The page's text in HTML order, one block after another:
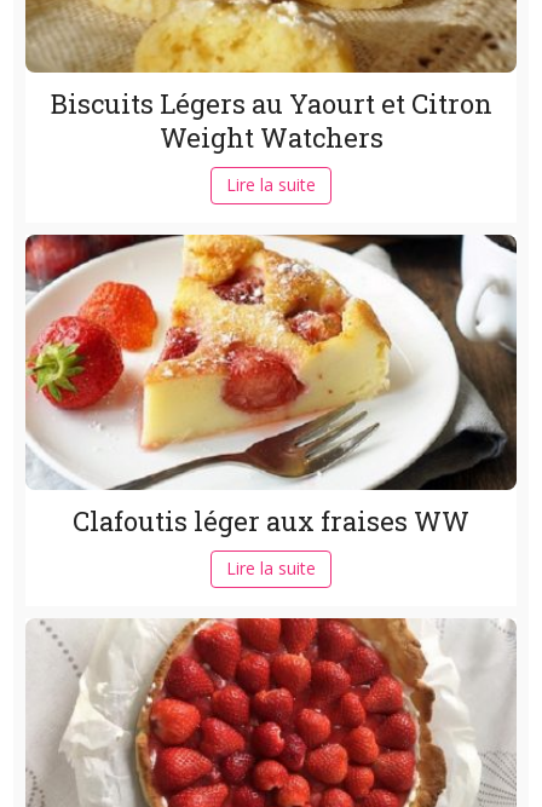
Biscuits Légers au Yaourt et Citron
Weight Watchers
Lire la suite
Clafoutis léger aux fraises WW
Lire la suite